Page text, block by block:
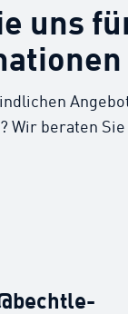
uns
Wir beraten